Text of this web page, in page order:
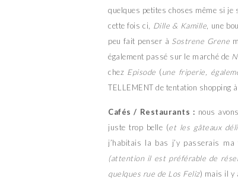
quelques petites choses même si je
cette fois ci, Dille & Kamille , une
peu fait penser à Sostrene Grene
également passé sur le marché de
chez Episode (une friperie,
TELLEMENT de tentation shopping
Cafés / Restaurants : nous
juste trop belle (et les gâteaux
j’habitais la bas j’y passerais ma
(attention il est préférable de
quelques rue de Los Feliz) mais il y